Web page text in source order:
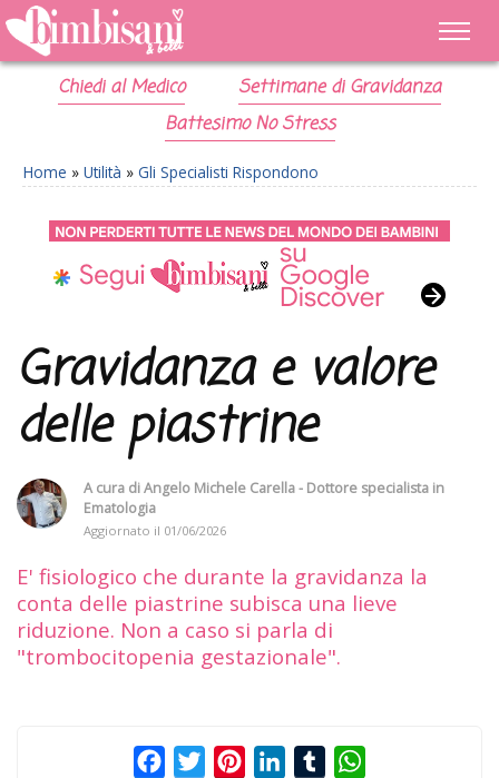
Chiedi al Medico
Settimane di Gravidanza
Battesimo No Stress
Home » Utilità » Gli Specialisti Rispondono
Gravidanza e valore
delle piastrine
A cura diAngelo Michele Carella - Dottore specialista in
Ematologia
Aggiornato il 01/06/2026
E' fisiologico che durante la gravidanza la
conta delle piastrine subisca una lieve
riduzione. Non a caso si parla di
"trombocitopenia gestazionale".
FacebookTwitterPinterestLinkedInTumblr